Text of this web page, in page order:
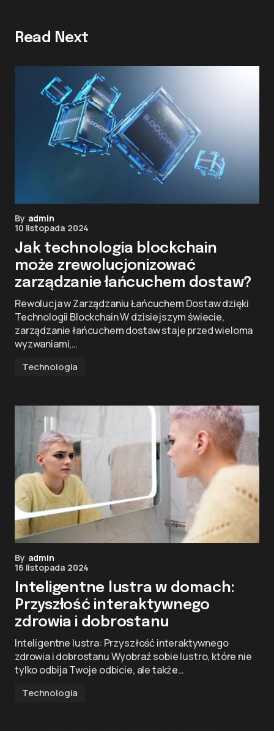
Read Next
By admin
10 listopada 2024
Jak technologia blockchain
może zrewolucjonizować
zarządzanie łańcuchem dostaw?
Rewolucja w Zarządzaniu Łańcuchem Dostaw dzięki
Technologii Blockchain W dzisiejszym świecie,
zarządzanie łańcuchem dostaw staje przed wieloma
wyzwaniami,…
Technologia
By admin
16 listopada 2024
Inteligentne lustra w domach:
Przyszłość interaktywnego
zdrowia i dobrostanu
Inteligentne lustra: Przyszłość interaktywnego
zdrowia i dobrostanu Wyobraź sobie lustro, które nie
tylko odbija Twoje odbicie, ale także…
Technologia